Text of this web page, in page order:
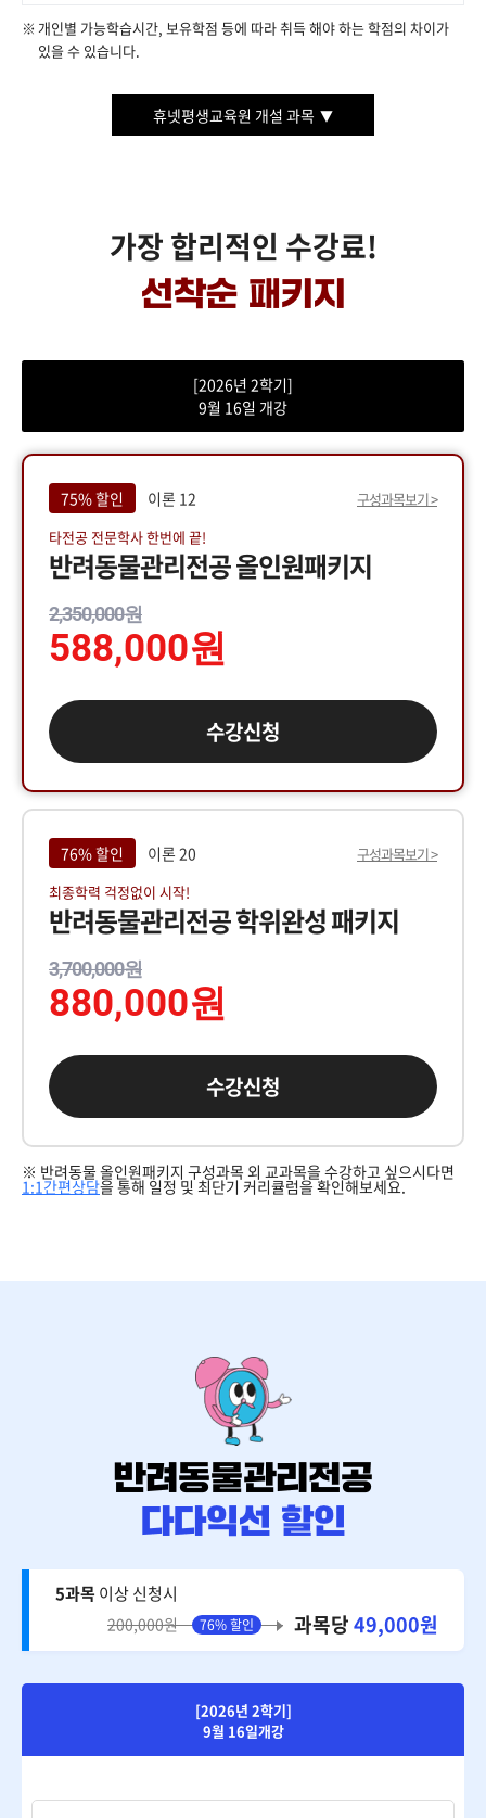
개인별 가능학습시간, 보유학점 등에 따라 취득 해야 하는 학점의 차이가
있을 수 있습니다.
휴넷평생교육원 개설 과목
가장 합리적인 수강료!
[2026년 2학기]
9월 16일 개강
75% 할인 이론 12
구성과목보기 >
타전공 전문학사 한번에 끝!
반려동물관리전공 올인원패키지
2,350,000원
588,000원
수강신청
76% 할인 이론 20
구성과목보기 >
최종학력 걱정없이 시작!
반려동물관리전공 학위완성 패키지
3,700,000원
880,000원
수강신청
※ 반려동물 올인원패키지 구성과목 외 교과목을 수강하고 싶으시다면
1:1간편상담을 통해 일정 및 최단기 커리큘럼을 확인해보세요.
5과목이상 신청시
200,000원 76% 할인 과목당49,000원
[2026년 2학기]
9월 16일개강